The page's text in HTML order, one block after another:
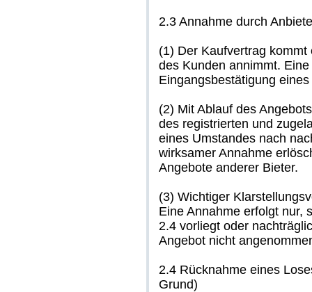
2.3 Annahme durch
(1) Der Kaufvertrag
des Kunden annimmt.
Eingangsbestätigung
(2) Mit Ablauf des
des registrierten und
eines Umstandes nach
wirksamer Annahme
Angebote anderer Bieter.
(3) Wichtiger
Eine Annahme erfolgt nur,
2.4 vorliegt oder
Angebot nicht
2.4 Rücknahme eines
Grund)